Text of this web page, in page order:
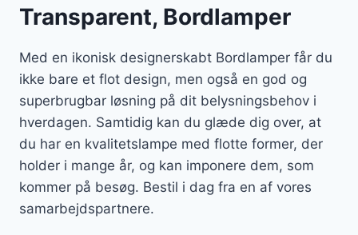
Transparent, Bordlamper
Med en ikonisk designerskabt Bordlamper får du
ikke bare et flot design, men også en god og
superbrugbar løsning på dit belysningsbehov i
hverdagen. Samtidig kan du glæde dig over, at
du har en kvalitetslampe med flotte former, der
holder i mange år, og kan imponere dem, som
kommer på besøg. Bestil i dag fra en af vores
samarbejdspartnere.